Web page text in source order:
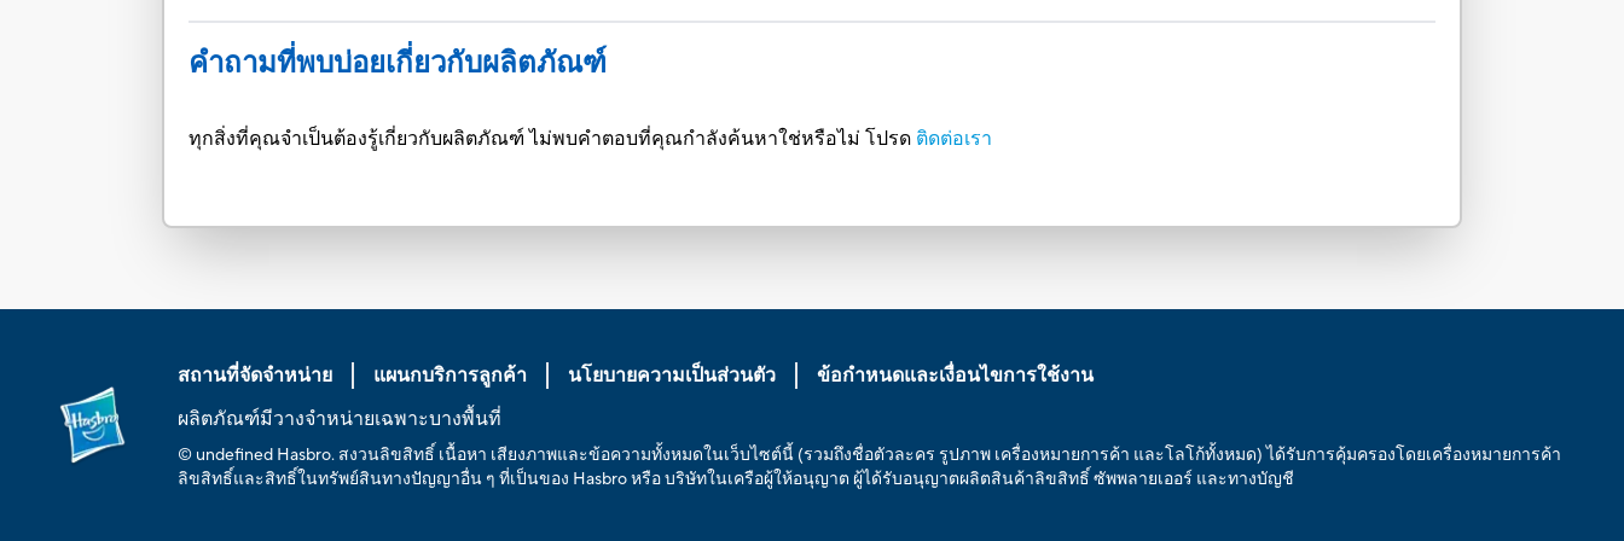
คำถามที่พบบ่อยเกี่ยวกับผลิตภัณฑ์
ทุกสิ่งที่คุณจำเป็นต้องรู้เกี่ยวกับผลิตภัณฑ์ ไม่พบคำตอบที่คุณกำลังค้นหาใช่หรือไม่ โปรด ติดต่อเรา
สถานที่จัดจำหน่าย แผนกบริการลูกค้า นโยบายความเป็นส่วนตัว
ข้อกำหนดและเงื่อนไขการใช้งาน
ผลิตภัณฑ์มีวางจำหน่ายเฉพาะบางพื้นที่
© undefined Hasbro. สงวนลิขสิทธิ์ เนื้อหา เสียงภาพและข้อความทั้งหมดในเว็บไซต์นี้ (รวมถึงชื่อตัวละคร รูปภาพ เครื่องหมายการค้า และโลโก้ทั้งหมด) ได้รับการคุ้มครองโดยเครื่องหมายการค้า
ลิขสิทธิ์และสิทธิ์ในทรัพย์สินทางปัญญาอื่น ๆ ที่เป็นของ Hasbro หรือ บริษัทในเครือผู้ให้อนุญาต ผู้ได้รับอนุญาตผลิตสินค้าลิขสิทธิ์ ซัพพลายเออร์ และทางบัญชี